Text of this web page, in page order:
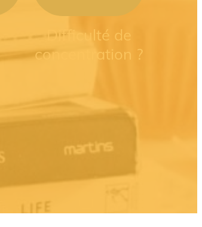
Difficulté de
concentration ?